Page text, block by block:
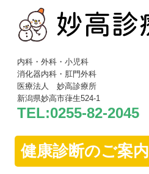
院長紹介
診療案内
健康診断
内科・外科・小児科
消化器内科・肛門外科
医療法人 妙高診療所
新潟県妙高市葎生524-1
TEL:0255-82-2045
健康診断のご案内